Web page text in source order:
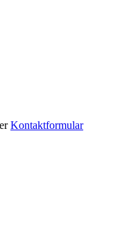
Kontaktformular